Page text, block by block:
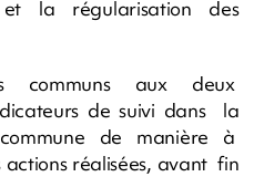
la régularisation des
communs aux deux
de suivi dans la
de manière à
réalisées, avant fin